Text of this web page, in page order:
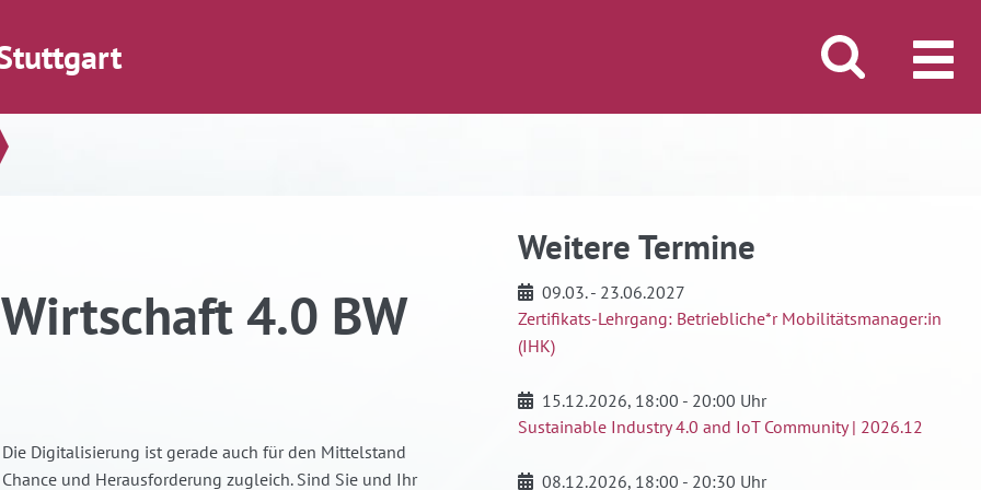
Suche öffnen/
4.0 BW
Die Digitalisierung ist gerade auch für den Mittelstand
Chance und Herausforderung zugleich. Sind Sie und Ihr
Weitere Termine
09.03. - 23.06.2027
Zertifikats-Lehrgang: Betriebliche*r Mobilitätsmanager:in
(IHK)
15.12.2026, 18:00 - 20:00 Uhr
Sustainable Industry 4.0 and IoT Community | 2026.12
08.12.2026, 18:00 - 20:30 Uhr